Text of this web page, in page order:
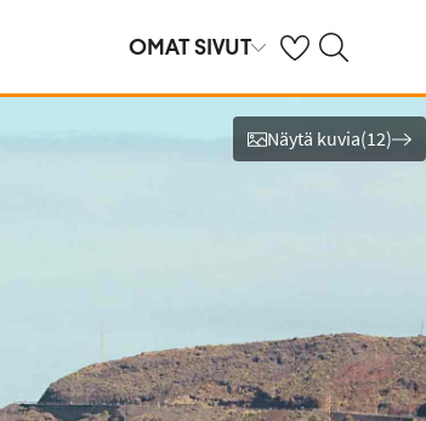
OMAT SIVUT OmatHaku
Näytä kuvia(12)